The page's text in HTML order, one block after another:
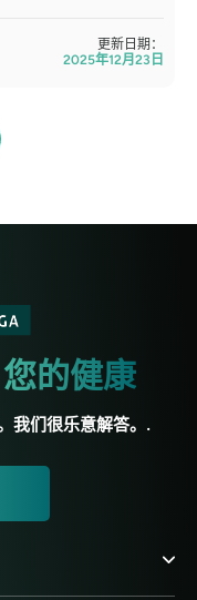
更新日期：
2025年12月23日
您的健康
我们很乐意解答。.